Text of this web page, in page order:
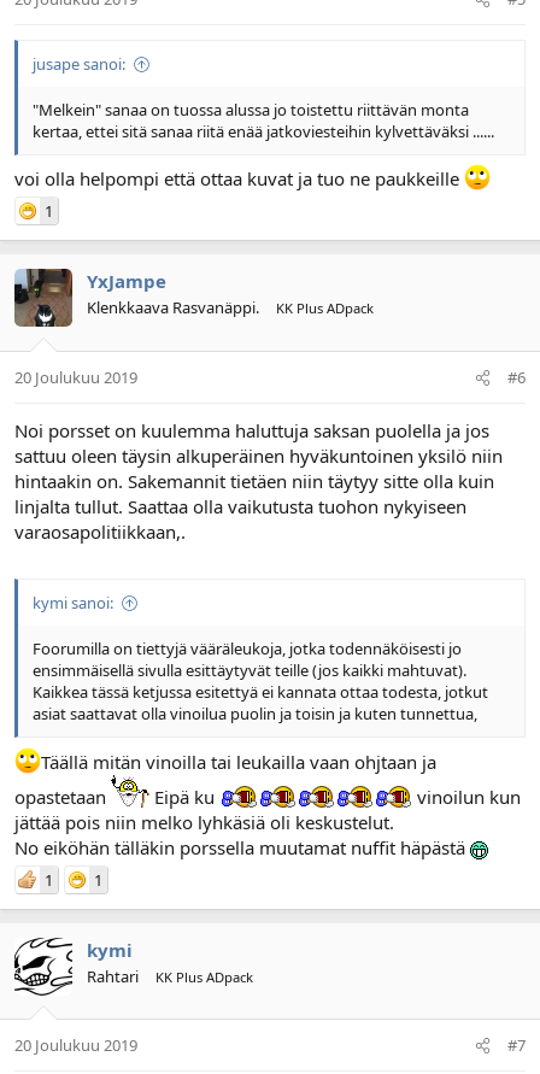
jusape sanoi:
"Melkein" sanaa on tuossa alussa jo toistettu riittävän monta
kertaa, ettei sitä sanaa riitä enää jatkoviesteihin kylvettäväksi ......
voi olla helpompi että ottaa kuvat ja tuo ne paukkeille
1
YxJampe
Klenkkaava Rasvanäppi. KK Plus ADpack
20 Joulukuu 2019 #6
Noi porsset on kuulemma haluttuja saksan puolella ja jos
sattuu oleen täysin alkuperäinen hyväkuntoinen yksilö niin
hintaakin on. Sakemannit tietäen niin täytyy sitte olla kuin
linjalta tullut. Saattaa olla vaikutusta tuohon nykyiseen
varaosapolitiikkaan,.
kymi sanoi:
Foorumilla on tiettyjä vääräleukoja, jotka todennäköisesti jo
ensimmäisellä sivulla esittäytyvät teille (jos kaikki mahtuvat).
Kaikkea tässä ketjussa esitettyä ei kannata ottaa todesta, jotkut
asiat saattavat olla vinoilua puolin ja toisin ja kuten tunnettua,
Täällä mitän vinoilla tai leukailla vaan ohjtaan ja
opastetaan
Eipä ku
vinoilun kun
jättää pois niin melko lyhkäsiä oli keskustelut.
No eiköhän tälläkin porssella muutamat nuffit häpästä
1 1
kymi
Rahtari KK Plus ADpack
20 Joulukuu 2019 #7